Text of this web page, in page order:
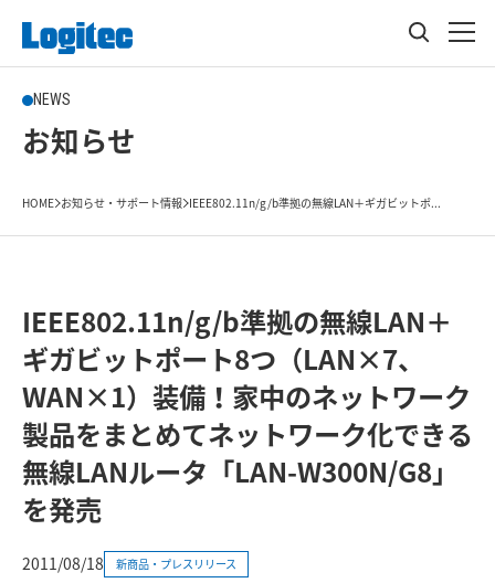
NEWS
お知らせ
HOME お知らせ・サポート情報 IEEE802.11n/g/b準拠の無線LAN＋ギガビットポ...
IEEE802.11n/g/b準拠の無線LAN＋
ギガビットポート8つ（LAN×7、
WAN×1）装備！家中のネットワーク
製品をまとめてネットワーク化できる
無線LANルータ「LAN-W300N/G8」
を発売
2011/08/18 新商品・プレスリリース